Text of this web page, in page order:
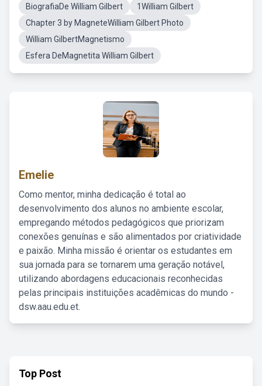
BiografiaDe William Gilbert
1William Gilbert
Chapter 3 by MagneteWilliam Gilbert Photo
William GilbertMagnetismo
Esfera DeMagnetita William Gilbert
Emelie
Como mentor, minha dedicação é total ao
desenvolvimento dos alunos no ambiente escolar,
empregando métodos pedagógicos que priorizam
conexões genuínas e são alimentados por criatividade
e paixão. Minha missão é orientar os estudantes em
sua jornada para se tornarem uma geração notável,
utilizando abordagens educacionais reconhecidas
pelas principais instituições acadêmicas do mundo -
dsw.aau.edu.et.
Top Post